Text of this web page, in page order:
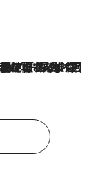
に再ブーム
さし（74）のアグレッシブすぎる現在地